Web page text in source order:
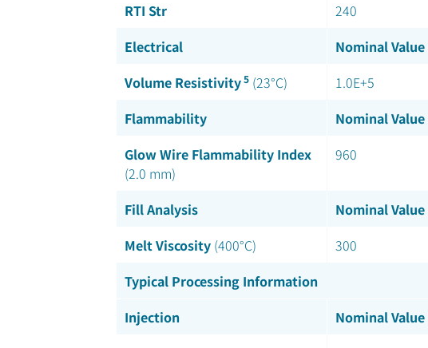
RTI Str
240
Electrical
Nominal Value
Volume Resistivity 5(23°C) 1.0E+5
Flammability
Nominal Value
Glow Wire Flammability Index
(2.0 mm)
960
Fill Analysis Nominal Value
Melt Viscosity(400°C) 300
Typical Processing Information
Injection
Nominal Value